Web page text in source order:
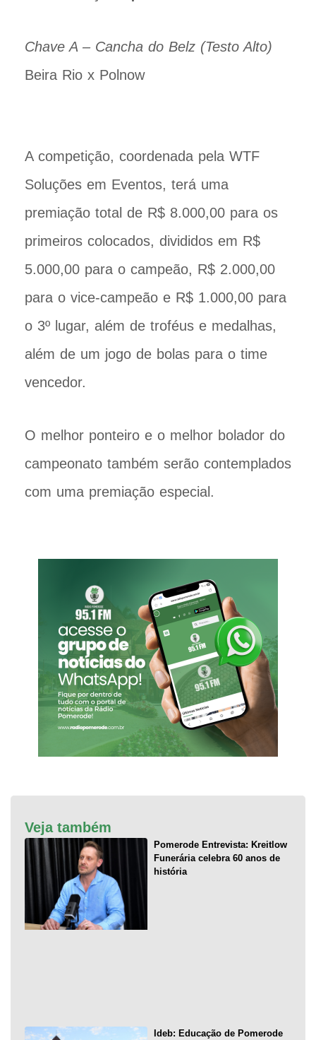
Chave A – Cancha do Belz (Testo Alto)
Beira Rio x Polnow
A competição, coordenada pela WTF
Soluções em Eventos, terá uma
premiação total de R$ 8.000,00 para os
primeiros colocados, divididos em R$
5.000,00 para o campeão, R$ 2.000,00
para o vice-campeão e R$ 1.000,00 para
o 3º lugar, além de troféus e medalhas,
além de um jogo de bolas para o time
vencedor.
O melhor ponteiro e o melhor bolador do
campeonato também serão contemplados
com uma premiação especial.
Veja também
Pomerode Entrevista: Kreitlow
Funerária celebra 60 anos de
história
Ideb: Educação de Pomerode